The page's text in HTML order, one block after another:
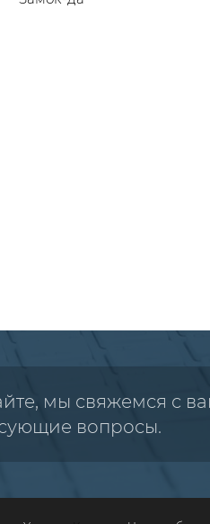
мы свяжемся с
вопросы.